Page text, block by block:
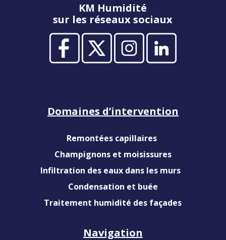
KM Humidité
sur les réseaux sociaux
Domaines d’intervention
Remontées capillaires
Champignons et moisissures
Infiltration des eaux dans les murs
Condensation et buée
Traitement humidité des façades
Navigation